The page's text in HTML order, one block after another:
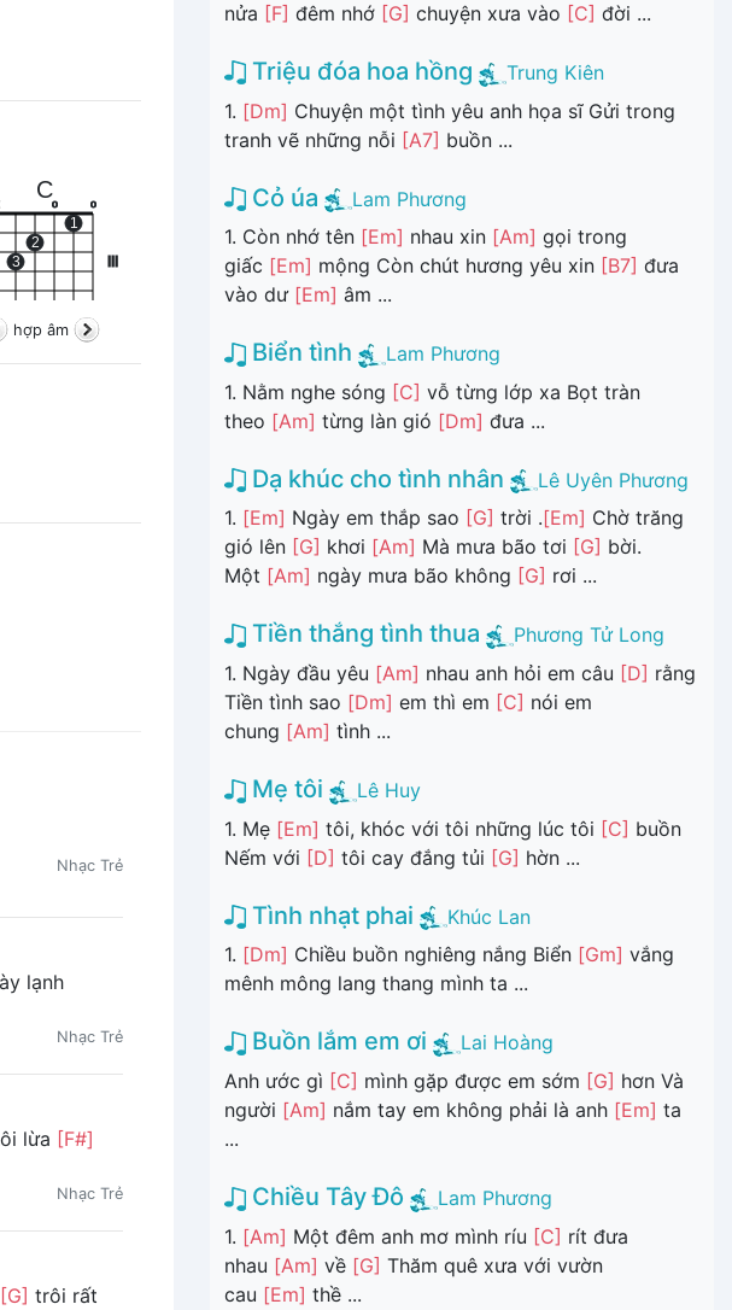
C
3
2
o
1
o
hợp âm
Nhạc Trẻ
lạnh
Nhạc Trẻ
lừa [F#]
Nhạc Trẻ
[G] trôi rất
nửa [F] đêm nhớ [G] chuyện xưa vào [C] đời ...
Triệu đóa hoa hồng
Trung Kiên
1. [Dm] Chuyện một tình yêu anh họa sĩ Gửi trong
tranh vẽ những nỗi [A7] buồn ...
Cỏ úa
Lam Phương
1. Còn nhớ tên [Em] nhau xin [Am] gọi trong
giấc [Em] mộng Còn chút hương yêu xin [B7] đưa
vào dư [Em] âm ...
Biển tình
Lam Phương
1. Nằm nghe sóng [C] vỗ từng lớp xa Bọt tràn
theo [Am] từng làn gió [Dm] đưa ...
Dạ khúc cho tình nhân
Lê Uyên Phương
1. [Em] Ngày em thắp sao [G] trời .[Em] Chờ trăng
gió lên [G] khơi [Am] Mà mưa bão tơi [G] bời.
Một [Am] ngày mưa bão không [G] rơi ...
Tiền thắng tình thua
Phương Tử Long
1. Ngày đầu yêu [Am] nhau anh hỏi em câu [D] rằng
Tiền tình sao [Dm] em thì em [C] nói em
chung [Am] tình ...
Mẹ tôi
Lê Huy
1. Mẹ [Em] tôi, khóc với tôi những lúc tôi [C] buồn
Nếm với [D] tôi cay đắng tủi [G] hờn ...
Tình nhạt phai
Khúc Lan
1. [Dm] Chiều buồn nghiêng nắng Biển [Gm] vắng
mênh mông lang thang mình ta ...
Buồn lắm em ơi
Lai Hoàng
Anh ước gì [C] mình gặp được em sớm [G] hơn Và
người [Am] nắm tay em không phải là anh [Em] ta
...
Chiều Tây Đô
Lam Phương
1. [Am] Một đêm anh mơ mình ríu [C] rít đưa
nhau [Am] về [G] Thăm quê xưa với vườn
cau [Em] thề ...